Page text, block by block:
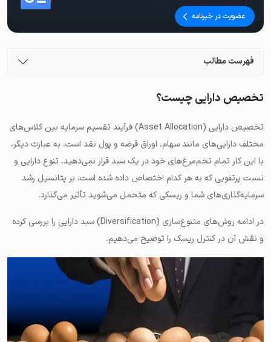
عضویت در خبرنامه
فهرست مطالب
تخصیص دارایی چیست؟
تخصیص دارایی (Asset Allocation) فرآیند تقسیم سرمایه‌ بین کلاس‌های
مختلف دارایی‌های مانند سهام، اوراق قرضه و پول نقد است. به عبارت دیگر،
با این کار تمام تخم‌مرغ‌های خود در یک سبد قرار نمی‌دهید. تنوع دارایی و
نسبت پرتفویی که به هر کدام اختصاص داده شده است، بر پتانسیل رشد
سرمایه‌گذاری‌های شما و ریسکی که متحمل می‌شوید تأثیر می‌گذارد.
در ادامه روش‌های متنوع‌سازی (Diversification) سبد دارایی را بررسی کرده
و نقش آن در کنترل ریسک را توضیح می‌دهیم.